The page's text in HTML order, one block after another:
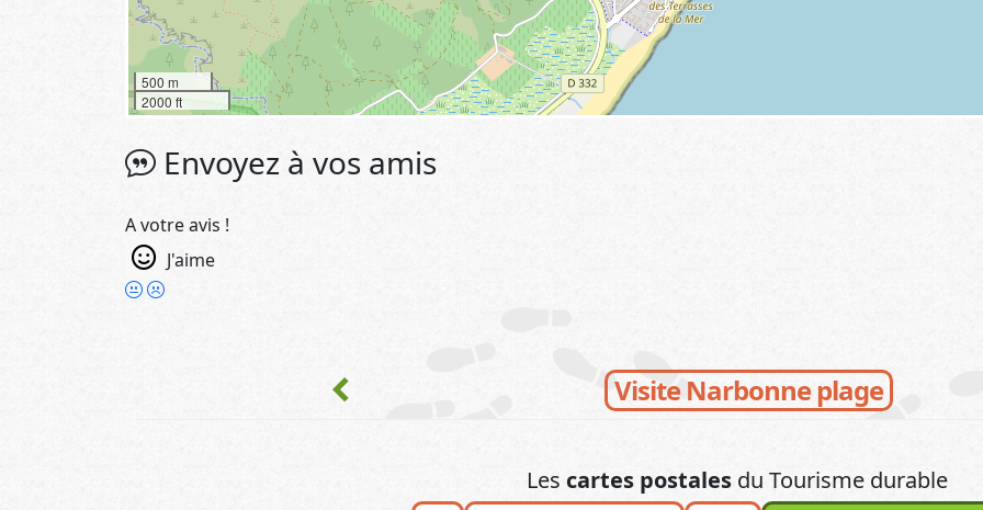
500 m
2000 ft
Envoyez à vos amis
A votre avis !
J'aime
chevron_left Visite Narbonne plage
Les cartes postales du Tourisme durable